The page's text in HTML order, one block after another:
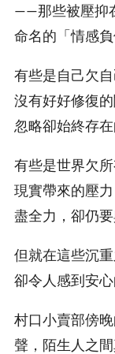
——那些被壓抑
命名的「情感負
有些是自己欠自
沒有好好修復
忽略卻始終存在
有些是世界欠所
現實帶來的壓
盡全力，卻仍要
但就在這些沉
卻令人感到安心
村口小賣部傍
聲，陌生人之